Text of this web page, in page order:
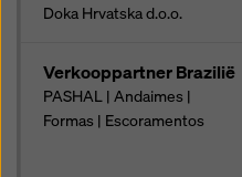
Doka Hrvatska d.o.o.
Verkooppartner Brazilië
PASHAL | Andaimes |
Formas | Escoramentos